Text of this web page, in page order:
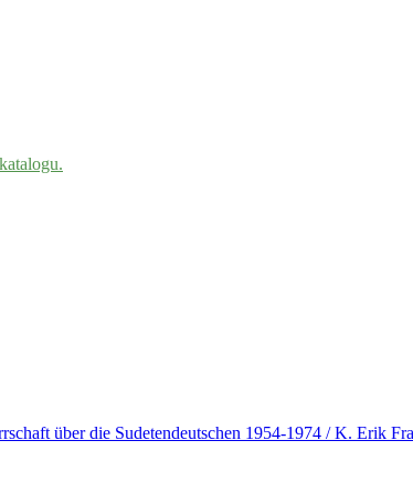
über die Sudetendeutschen 1954-1974 / K. Erik